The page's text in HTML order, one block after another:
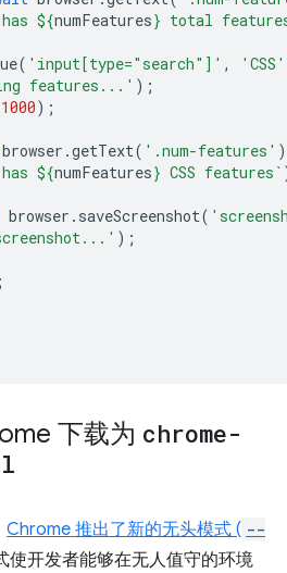
${numFeatures} total
( 'input[type="search"]' , 'CSS'
features...' );
1000);
browser .getText( '.num-features'
${numFeatures} CSS features`
browser . saveScreenshot(
);
下载为 chrome-
Chrome 推出了新的无头模式 ( --
使开发者能够在无人值守的环境